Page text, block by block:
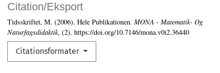
Citation/Eksport
Tidsskriftet, M. (2006). Hele Publikationen. MONA - Matematik- Og
Naturfagsdidaktik, (2). https://doi.org/10.7146/mona.v0i2.36440
Citationsformater